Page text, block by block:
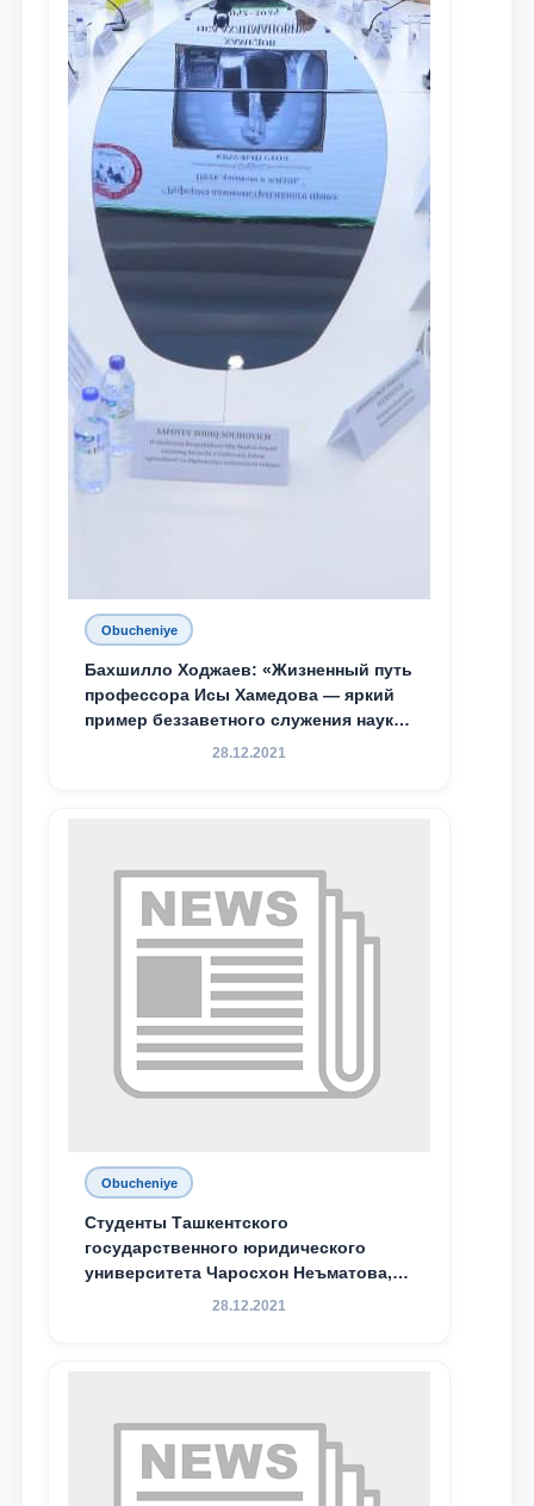
Obucheniye
Бахшилло Ходжаев: «Жизненный путь
профессора Исы Хамедова — яркий
пример беззаветного служения науке,
Родине и воспитанию молодого
28.12.2021
Obucheniye
Студенты Ташкентского
государственного юридического
университета Чаросхон Неъматова,
Севдо Хакимходжаева, Анбарой
специальной стипендии имени
Хадичи Сулеймановой.
28.12.2021